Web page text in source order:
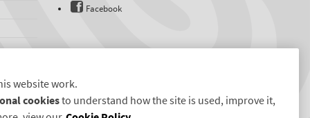
Facebook
website work.
cookiesto understand how the site is used, improve it,